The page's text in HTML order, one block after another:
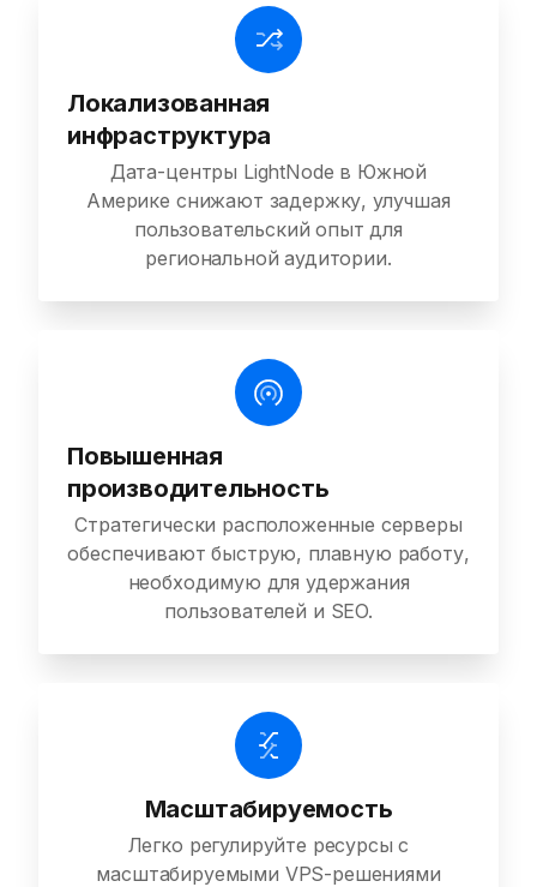
Локализованная
инфраструктура
Дата-центры LightNode в Южной
Америке снижают задержку, улучшая
пользовательский опыт для
региональной аудитории.
Повышенная
производительность
Стратегически расположенные серверы
обеспечивают быструю, плавную работу,
необходимую для удержания
пользователей и SEO.
Масштабируемость
Легко регулируйте ресурсы с
масштабируемыми VPS-решениями